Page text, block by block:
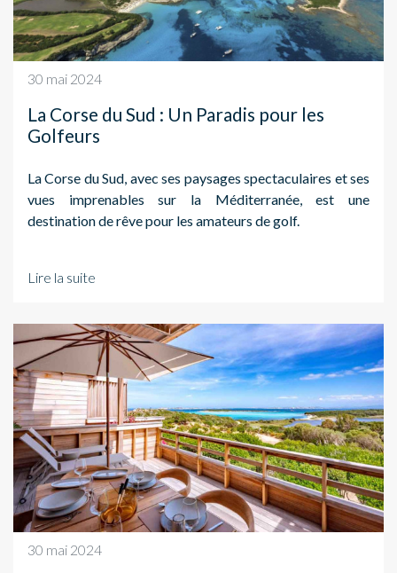
30 mai 2024
La Corse du Sud : Un Paradis pour les
Golfeurs
La Corse du Sud, avec ses paysages spectaculaires et ses
vues imprenables sur la Méditerranée, est une
destination de rêve pour les amateurs de golf.
Lire la suite
30 mai 2024